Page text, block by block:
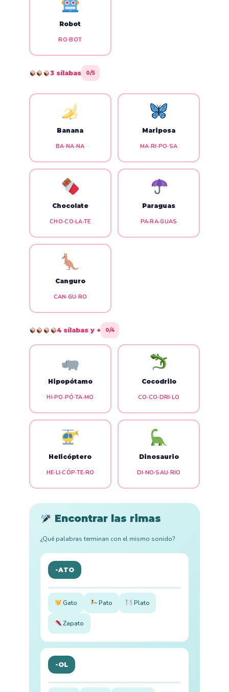
Robot
RO·BOT
3 sílabas 0/5
Banana
BA·NA·NA
Mariposa
MA·RI·PO·SA
Chocolate
CHO·CO·LA·TE
Paraguas
PA·RA·GUAS
Canguro
CAN·GU·RO
4 sílabas y + 0/4
Hipopótamo
HI·PO·PÓ·TA·MO
Cocodrilo
CO·CO·DRI·LO
Helicóptero
HE·LI·CÓP·TE·RO
Dinosaurio
DI·NO·SAU·RIO
Encontrar las rimas
¿Qué palabras terminan con el mismo sonido?
-ATO
Gato Pato Plato
Zapato
-OL